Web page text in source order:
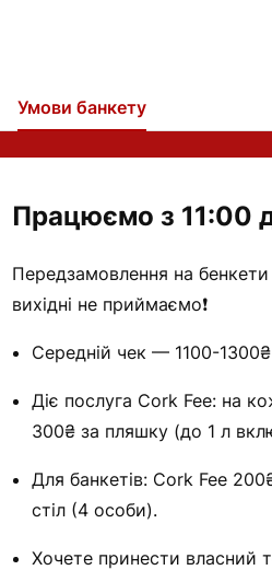
Умови банкету
Працюємо з 11:00
Передзамовлення на
вихідні не приймаємо❗️
Середній чек — 1100-
Діє послуга Cork Fee: на
300₴ за пляшку (до 1 л
Для банкетів: Cork Fee
стіл (4 особи).
Хочете принести власний